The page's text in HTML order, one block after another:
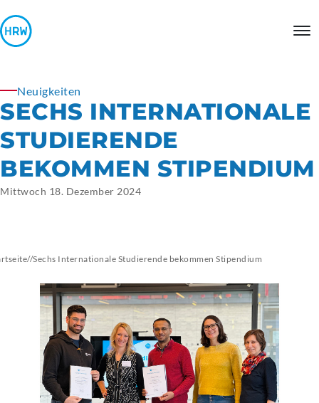
Neuigkeiten
SECHS INTERNATIONALE
STUDIERENDE
BEKOMMEN STIPENDIUM
Mittwoch 18. Dezember 2024
//Sechs Internationale Studierende bekommen Stipendium